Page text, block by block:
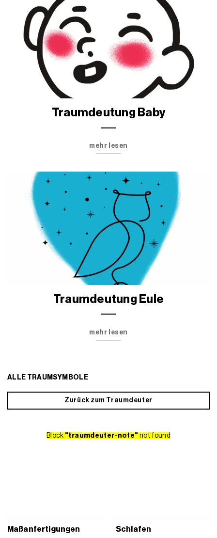
Traumdeutung Baby
mehr lesen
Traumdeutung Eule
mehr lesen
ALLE TRAUMSYMBOLE
Zurück zum Traumdeuter
Block "traumdeuter-note" not found
Maßanfertigungen Schlafen